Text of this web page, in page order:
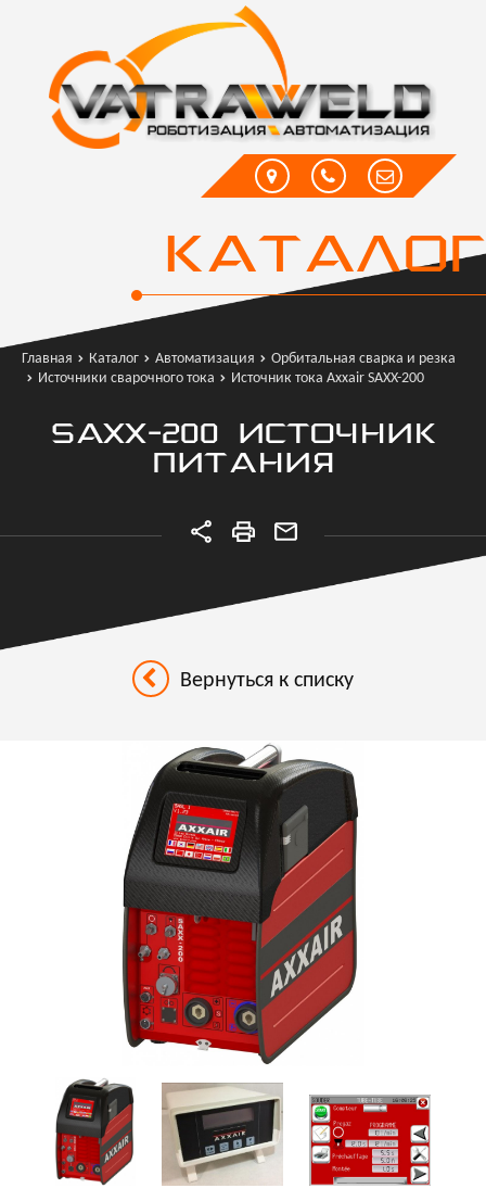
КАТАЛОГ
Главная Каталог Автоматизация
Орбитальная сварка и резка
Источники сварочного тока
Источник тока Axxair SAXX-200
SAXX-200 ИСТОЧНИК
ПИТАНИЯ
Вернуться к списку